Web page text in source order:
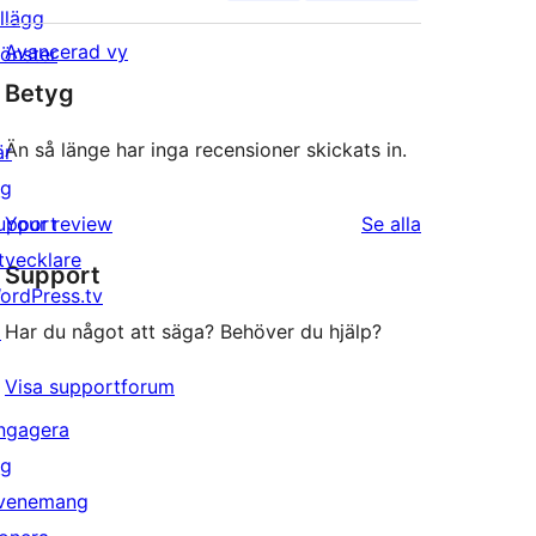
Avancerad vy
Betyg
Än så länge har inga recensioner skickats in.
Your review Se alla
Support
Har du något att säga? Behöver du hjälp?
Visa supportforum